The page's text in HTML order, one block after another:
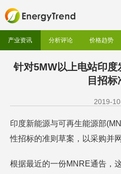
产业资讯 分析评论 价格趋势
针对5MW以上电站印
目招标
2019-
印度新能源与可再生能源部
性招标的准则草案，以采购并
根据最近的一份MNRE通告，